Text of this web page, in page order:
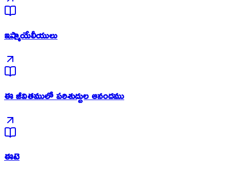
ఇష్మాయేలీయులు
ఈ జీవితములో పరిశుద్దుల ఆనందము
ఈటె